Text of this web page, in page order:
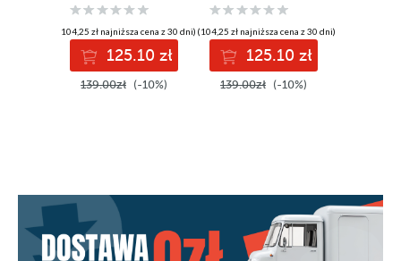
Unity 5.X
(104,25 zł najniższa cena z 30 dni)
125.10 zł
139.00zł (-10%)
games from
scratch with Unity
5
(104,25 zł najniższa cena z 30 dni)
125.10 zł
139.00zł (-10%)